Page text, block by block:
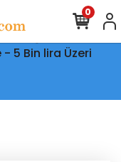
- Şeffaf Kargo
- 5 Bin lira Üzeri
0